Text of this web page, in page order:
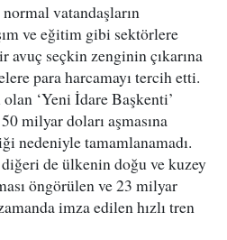
vatandaşların
ve eğitim gibi sektörlere
avuç seçkin zenginin çıkarına
para harcamayı tercih etti.
‘Yeni İdare Başkenti’
milyar doları aşmasına
nedeniyle tamamlanamadı.
de ülkenin doğu ve kuzey
öngörülen ve 23 milyar
imza edilen hızlı tren